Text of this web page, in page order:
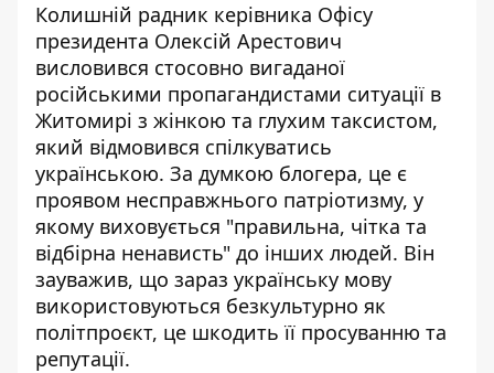
Колишній радник керівника Офісу
президента Олексій Арестович
висловився стосовно вигаданої
російськими пропагандистами ситуації в
Житомирі з жінкою та глухим таксистом,
який відмовився спілкуватись
українською. За думкою блогера, це є
проявом несправжнього патріотизму, у
якому виховується "правильна, чітка та
відбірна ненависть" до інших людей. Він
зауважив, що зараз українську мову
використовуються безкультурно як
політпроєкт, це шкодить її просуванню та
репутації.